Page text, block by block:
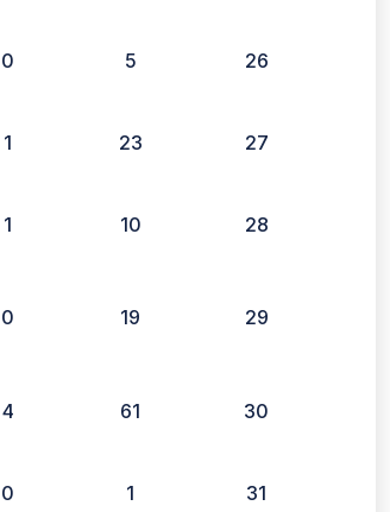
0 5 26
1 23 27
1 10 28
0 19 29
4 61 30
0 1 31